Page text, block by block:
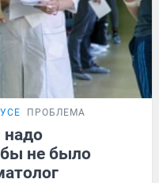
ПРОБЛЕМА
надо
не было